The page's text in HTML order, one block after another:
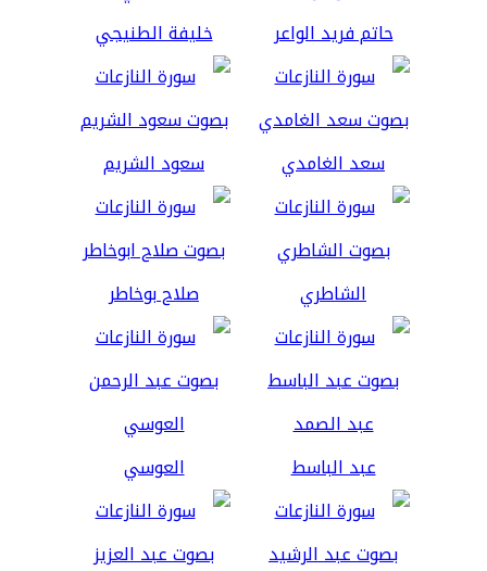
حاتم فريد الواعر خليفة الطنيجي
سعد الغامدي سعود الشريم
الشاطري صلاح بوخاطر
عبد الباسط العوسي